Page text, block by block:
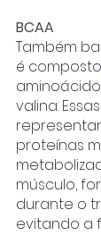
BCAA
Também
é
valina.
proteínas
músculo,
durante o
evitando a